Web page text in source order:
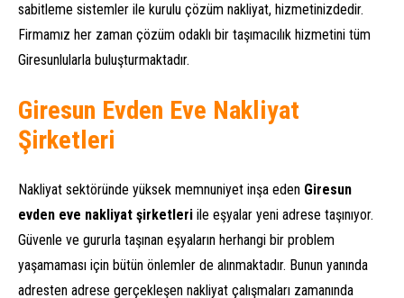
sabitleme sistemler ile kurulu çözüm nakliyat, hizmetinizdedir.
Firmamız her zaman çözüm odaklı bir taşımacılık hizmetini tüm
Giresunlularla buluşturmaktadır.
Giresun Evden Eve Nakliyat
Şirketleri
Nakliyat sektöründe yüksek memnuniyet inşa eden Giresun
evden eve nakliyat şirketleri ile eşyalar yeni adrese taşınıyor.
Güvenle ve gururla taşınan eşyaların herhangi bir problem
yaşamaması için bütün önlemler de alınmaktadır. Bunun yanında
adresten adrese gerçekleşen nakliyat çalışmaları zamanında